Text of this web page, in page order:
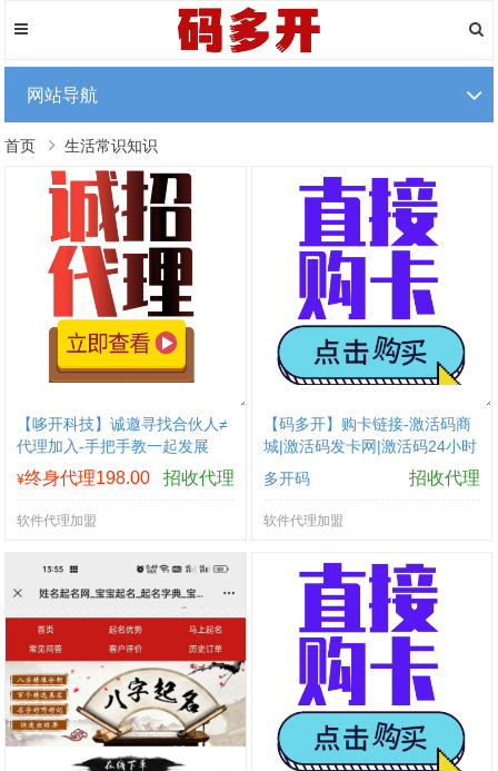
网站导航
首页 生活常识知识
【哆开科技】诚邀寻找合伙人≠
代理加入-手把手教一起发展
¥终身代理198.00 招收代理
软件代理加盟
【码多开】购卡链接-激活码商
城|激活码发卡网|激活码24小时
自助发卡|点击进入
多开码 招收代理
软件代理加盟